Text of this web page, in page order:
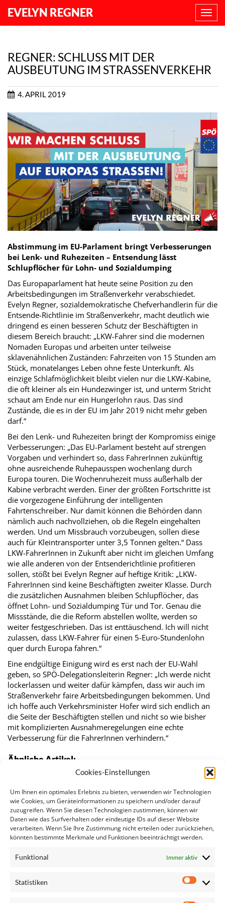
Cookies-Einstellungen
Um Ihnen ein optimales Erlebnis zu bieten, verwenden wir Technologien
wie Cookies, um Geräteinformationen zu speichern und/oder darauf
zuzugreifen. Wenn Sie diesen Technologien zustimmen, können wir
Daten wie das Surfverhalten oder eindeutige IDs auf dieser Website
verarbeiten. Wenn Sie Ihre Zustimmung nicht erteilen oder zurückziehen,
könnten bestimmte Merkmale und Funktionen beeinträchtigt werden.
Funktional Immer aktiv
Statistiken
EVELYN REGNER
REGNER: SCHLUSS MIT DER
AUSBEUTUNG IM STRASSENVERKEHR
4. APRIL 2019
Abstimmung im EU-Parlament bringt Verbesserungen
bei Lenk- und Ruhezeiten – Entsendung lässt
Schlupflöcher für Lohn- und Sozialdumping
Das Europaparlament hat heute seine Position zu den
Arbeitsbedingungen im Straßenverkehr verabschiedet.
Evelyn Regner, sozialdemokratische Chefverhandlerin für die
Entsende-Richtlinie im Straßenverkehr, macht deutlich wie
dringend es einen besseren Schutz der Beschäftigten in
diesem Bereich braucht: „LKW-Fahrer sind die modernen
Nomaden Europas und arbeiten unter teilweise
sklavenähnlichen Zuständen: Fahrzeiten von 15 Stunden am
Stück, monatelanges Leben ohne feste Unterkunft. Als
einzige Schlafmöglichkeit bleibt vielen nur die LKW-Kabine,
die oft kleiner als ein Hundezwinger ist, und unterm Stricht
schaut am Ende nur ein Hungerlohn raus. Das sind
Zustände, die es in der EU im Jahr 2019 nicht mehr geben
darf.“
Bei den Lenk- und Ruhezeiten bringt der Kompromiss einige
Verbesserungen: „Das EU-Parlament besteht auf strengen
Vorgaben und verhindert so, dass FahrerInnen zukünftig
ohne ausreichende Ruhepausspen wochenlang durch
Europa touren. Die Wochenruhezeit muss außerhalb der
Kabine verbracht werden. Einer der größten Fortschritte ist
die vorgezogene Einführung der intelligenten
Fahrtenschreiber. Nur damit können die Behörden dann
nämlich auch nachvollziehen, ob die Regeln eingehalten
werden. Und um Missbrauch vorzubeugen, sollen diese
auch für Kleintransporter unter 3,5 Tonnen gelten.“ Dass
LKW-FahrerInnen in Zukunft aber nicht im gleichen Umfang
wie alle anderen von der Entsenderichtlinie profitieren
sollen, stößt bei Evelyn Regner auf heftige Kritik: „LKW-
FahrerInnen sind keine Beschäftigten zweiter Klasse. Durch
die zusätzlichen Ausnahmen bleiben Schlupflöcher, das
öffnet Lohn- und Sozialdumping Tür und Tor. Genau die
Missstände, die die Reform abstellen wollte, werden so
weiter festgeschrieben. Das ist enttäuschend. Ich will nicht
zulassen, dass LKW-Fahrer für einen 5-Euro-Stundenlohn
quer durch Europa fahren.“
Eine endgültige Einigung wird es erst nach der EU-Wahl
geben, so SPÖ-Delegationsleiterin Regner: „Ich werde nicht
lockerlassen und weiter dafür kämpfen, dass wir auch im
Straßenverkehr faire Arbeitsbedingungen bekommen. Und
ich hoffe auch Verkehrsminister Hofer wird sich endlich an
die Seite der Beschäftigten stellen und nicht so wie bisher
mit komplizierten Ausnahmeregelungen eine echte
Verbesserung für die FahrerInnen verhindern.“
Ähnliche Artikel:
Kämpfen um Qualitätsarbeitsplätze und gegen…
Regner: Ja zu besseren Arbeitsbedingungen auf…
Regner/Graswander-Hainz: Schluss mit der
Ausbeutung…
Arbeitsbedingungen von LKW-FahrerInnen
Regner und Graswander-Hainz: Kein Platz für…
Regner/Graswander-Hainz: Vorrang für faire…